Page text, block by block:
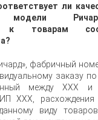
ли
модели
к товарам
фабричный
заказу
между ХХХ и
ХХХ, расхождения
виду